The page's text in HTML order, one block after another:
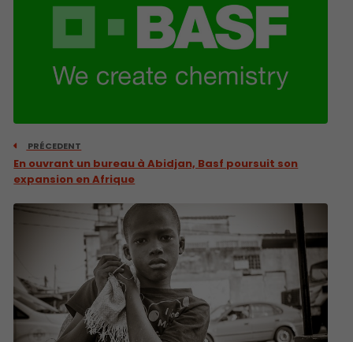
PRÉCEDENT
En ouvrant un bureau à Abidjan, Basf poursuit son
expansion en Afrique